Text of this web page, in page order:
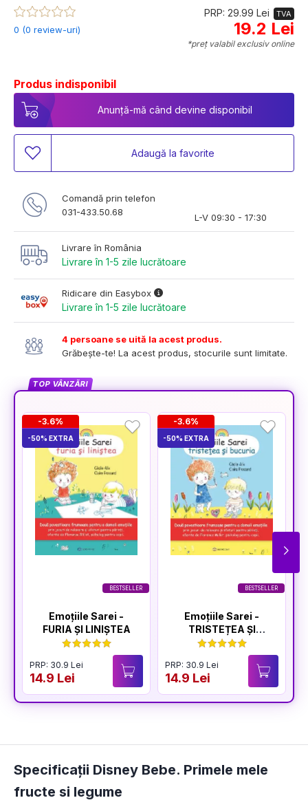
0 (0 review-uri)
PRP: 29.99 Lei TVA
19.2 Lei
*preț valabil exclusiv online
Produs indisponibil
Anunță-mă când devine disponibil
Adaugă la favorite
Comandă prin telefon
031-433.50.68
L-V 09:30 - 17:30
Livrare în România
Livrare în 1-5 zile lucrătoare
Ridicare din Easybox
Livrare în 1-5 zile lucrătoare
4 persoane se uită la acest produs.
Grăbește-te! La acest produs, stocurile sunt limitate.
TOP VÂNZĂRI
BESTSELLER
-3.6%
-50% EXTRA
Emoțiile Sarei -
FURIA ȘI LINIȘTEA
PRP: 30.9 Lei
14.9 Lei
BESTSELLER
-3.6%
-50% EXTRA
Emoțiile Sarei -
TRISTEȚEA ȘI
BUCURIA
PRP: 30.9 Lei
14.9 Lei
Specificații Disney Bebe. Primele mele
fructe si legume